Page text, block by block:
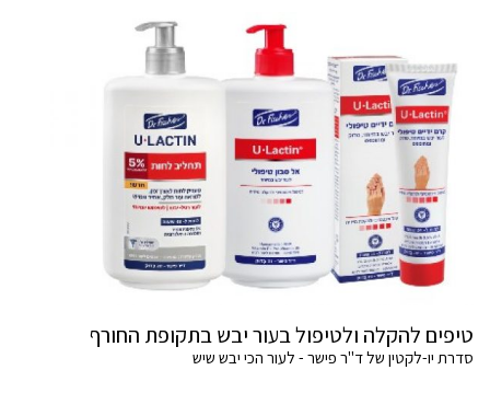
טיפים להקלה ולטיפול בעור יבש בתקופת החורף
סדרת יו-לקטין של ד"ר פישר - לעור הכי יבש שיש